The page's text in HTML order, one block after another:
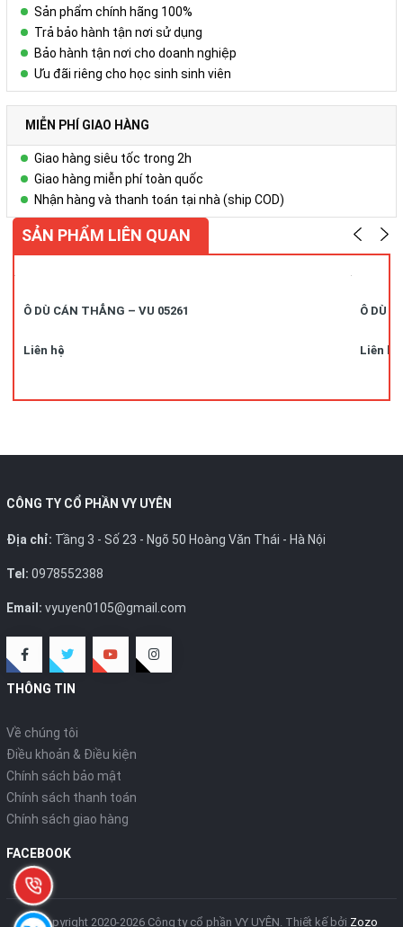
Sản phẩm chính hãng 100%
Trả bảo hành tận nơi sử dụng
Bảo hành tận nơi cho doanh nghiệp
Ưu đãi riêng cho học sinh sinh viên
MIỄN PHÍ GIAO HÀNG
Giao hàng siêu tốc trong 2h
Giao hàng miễn phí toàn quốc
Nhận hàng và thanh toán tại nhà (ship COD)
SẢN PHẨM LIÊN QUAN
Ô DÙ CÁN THẲNG – VU 05261
Liên hệ
Ô DÙ
Liên hệ
CÔNG TY CỔ PHẦN VY UYÊN
Địa chỉ: Tầng 3 - Số 23 - Ngõ 50 Hoàng Văn Thái - Hà Nội
Tel: 0978552388
Email: vyuyen0105@gmail.com
THÔNG TIN
Về chúng tôi
Điều khoản & Điều kiện
Chính sách bảo mật
Chính sách thanh toán
Chính sách giao hàng
FACEBOOK
© Copyright 2020-2026 Công ty cổ phần VY UYÊN. Thiết kế bởi Zozo